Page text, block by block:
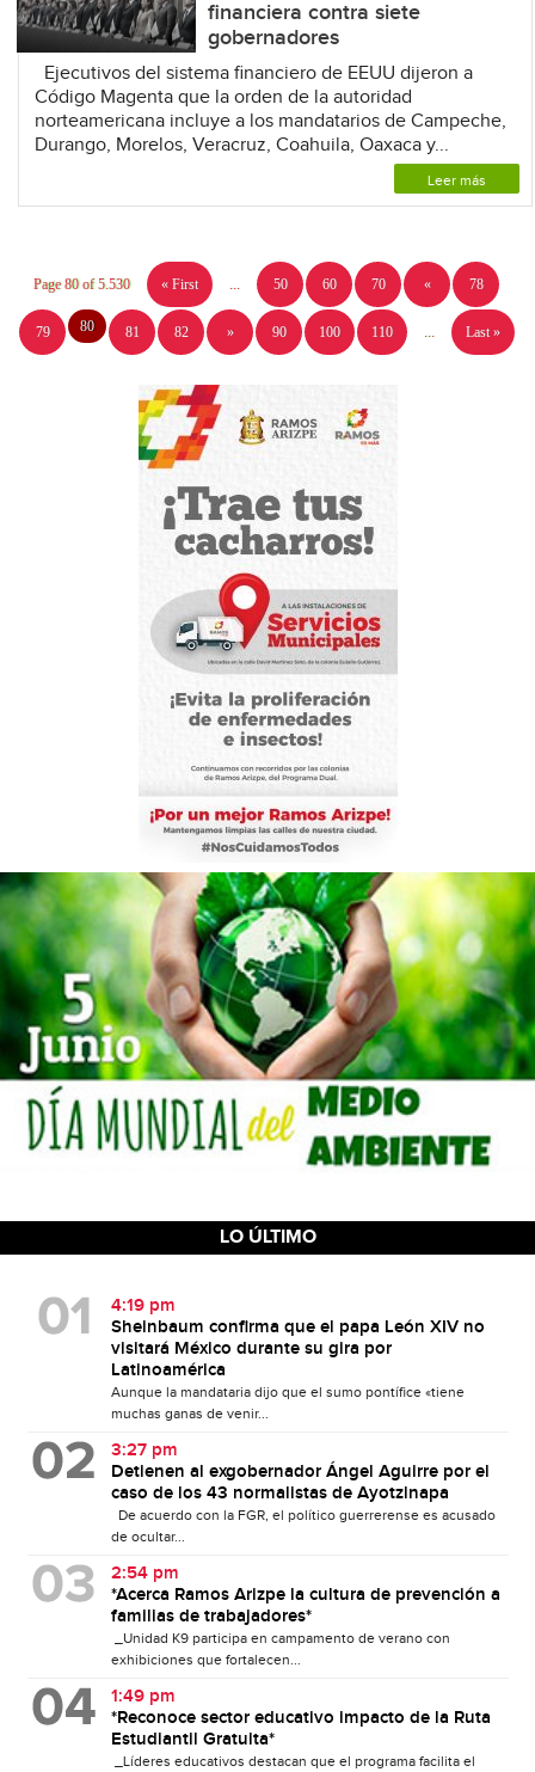
financiera contra siete
gobernadores
Ejecutivos del sistema financiero de EEUU dijeron a
Código Magenta que la orden de la autoridad
norteamericana incluye a los mandatarios de Campeche,
Durango, Morelos, Veracruz, Coahuila, Oaxaca y...
Leer más
Page 80 of 5.530 « First 50 60 70 « 78
79 80 81 82 » 90 100 110 Last »
LO ÚLTIMO
4:19 pm
Sheinbaum confirma que el papa León XIV no
visitará México durante su gira por
Latinoamérica
Aunque la mandataria dijo que el sumo pontífice «tiene
muchas ganas de venir...
3:27 pm
Detienen al exgobernador Ángel Aguirre por el
caso de los 43 normalistas de Ayotzinapa
De acuerdo con la FGR, el político guerrerense es acusado
de ocultar...
2:54 pm
*Acerca Ramos Arizpe la cultura de prevención a
familias de trabajadores*
_Unidad K9 participa en campamento de verano con
exhibiciones que fortalecen...
1:49 pm
*Reconoce sector educativo impacto de la Ruta
Estudiantil Gratuita*
_Líderes educativos destacan que el programa facilita el